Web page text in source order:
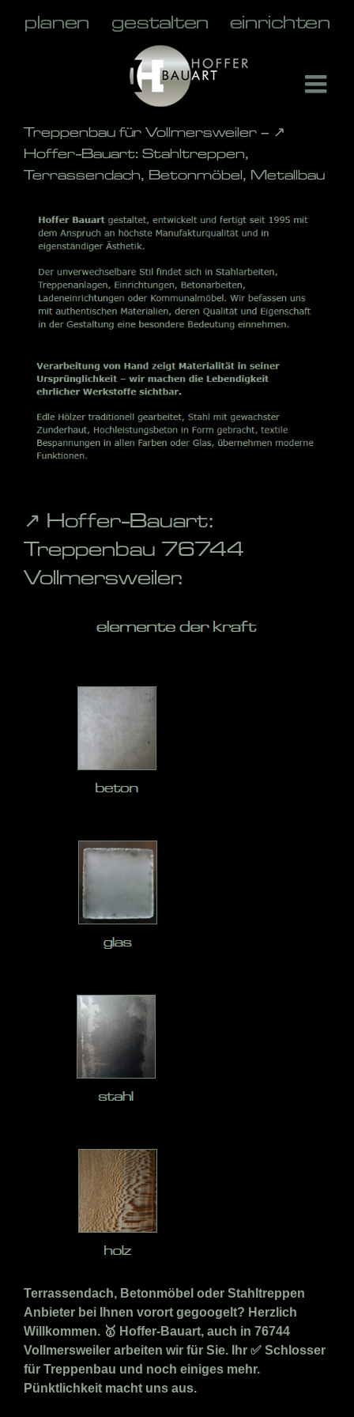
Treppenbau für Vollmersweiler – ↗️
Hoffer-Bauart: Stahltreppen,
Terrassendach, Betonmöbel, Metallbau
↗️ Hoffer-Bauart:
Treppenbau 76744
Vollmersweiler.
Terrassendach, Betonmöbel oder Stahltreppen
Anbieter bei Ihnen vorort gegoogelt? Herzlich
Willkommen. 🥇 Hoffer-Bauart, auch in 76744
Vollmersweiler arbeiten wir für Sie. Ihr ✅ Schlosser
für Treppenbau und noch einiges mehr.
Pünktlichkeit macht uns aus.